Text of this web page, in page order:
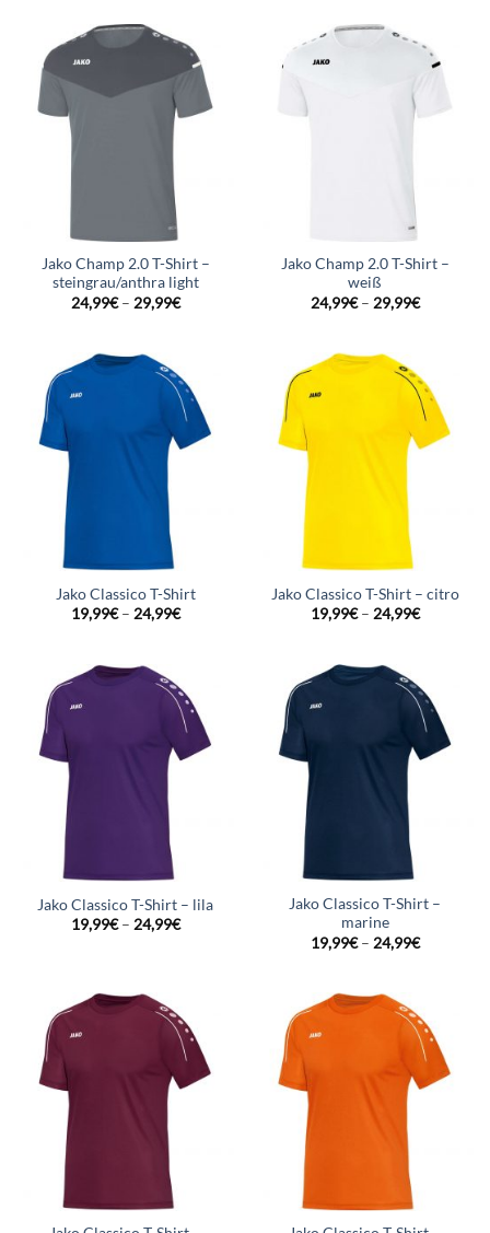
Jako Champ 2.0 T-Shirt –
steingrau/anthra light
24,99€– 29,99€
Jako Champ 2.0 T-Shirt –
weiß
24,99€– 29,99€
Jako Classico T-Shirt
19,99€– 24,99€
Jako Classico T-Shirt – citro
19,99€– 24,99€
Jako Classico T-Shirt – lila
19,99€– 24,99€
Jako Classico T-Shirt –
marine
19,99€– 24,99€